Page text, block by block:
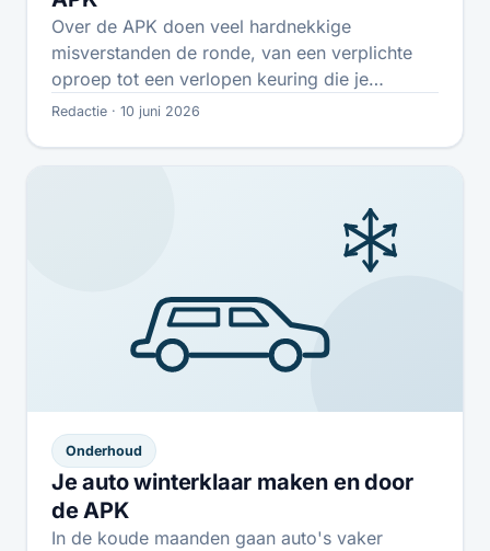
Over de APK doen veel hardnekkige
misverstanden de ronde, van een verplichte
oproep tot een verlopen keuring die je
onverzekerd…
Redactie · 10 juni 2026
Onderhoud
Je auto winterklaar maken en door
de APK
In de koude maanden gaan auto's vaker